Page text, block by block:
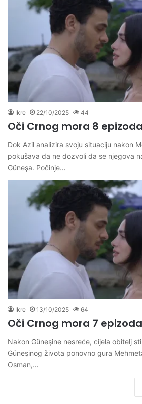
Ikre 22/10/2025 44
Oči Crnog mora 8 epizoda
Dok Azil analizira svoju situaciju nakon
pokušava da ne dozvoli da se njegova
Güneşa. Počinje…
Ikre 13/10/2025 64
Oči Crnog mora 7 epizoda
Nakon Güneşine nesreće, cijela obitelj
Güneşinog života ponovno gura
Osman,…